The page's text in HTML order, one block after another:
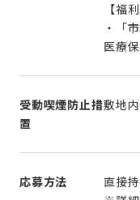
【福
・「
医療
受動喫煙防止措
置
敷地
応募方法
直接